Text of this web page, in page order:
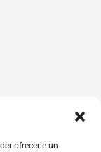
ofrecerle un
Power Nº 7,